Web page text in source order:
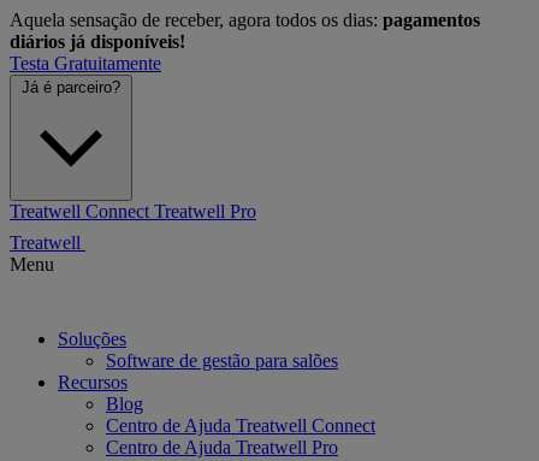
Aquela sensação de receber, agora todos os dias: pagamentos
diários já disponíveis!
Testa Gratuitamente
Já é parceiro?
Treatwell Connect Treatwell Pro
Treatwell
Menu
Soluções
Software de gestão para salões
Recursos
Blog
Centro de Ajuda Treatwell Connect
Centro de Ajuda Treatwell Pro